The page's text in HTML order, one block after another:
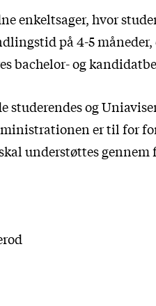
enkeltsager, hvor
på 4-5 måneder,
bachelor- og
studerendes og
er til for
understøttes